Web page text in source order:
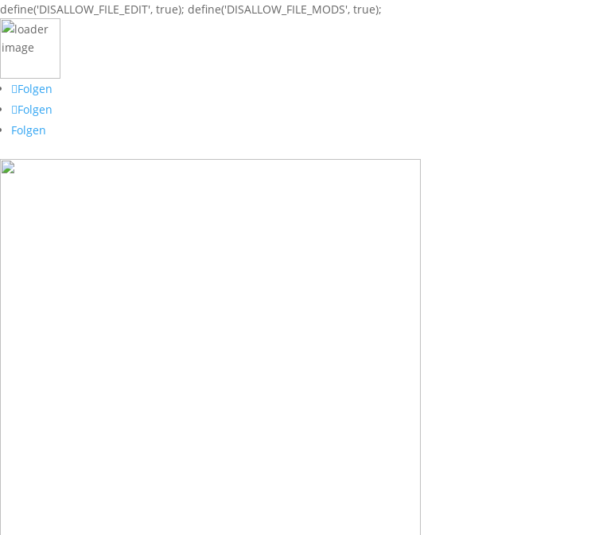
define('DISALLOW_FILE_EDIT', true); define('DISALLOW_FILE_MODS', true);
Folgen
Folgen
Folgen